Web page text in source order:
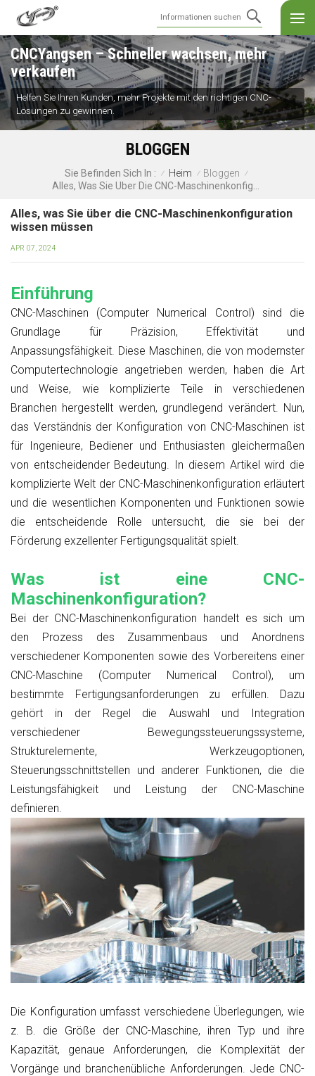
CNCYangsen – Schneller wachsen, mehr
verkaufen
Helfen Sie Ihren Kunden, mehr Projekte mit den richtigen CNC-
Lösungen zu gewinnen.
BLOGGEN
Sie Befinden Sich In : / Heim / Bloggen /
Alles, was Sie über die CNC-Maschinenkonfiguration
wissen müssen
APR 07, 2024
Einführung
CNC-Maschinen (Computer Numerical Control) sind die
Grundlage für Präzision, Effektivität und
Anpassungsfähigkeit. Diese Maschinen, die von modernster
Computertechnologie angetrieben werden, haben die Art
und Weise, wie komplizierte Teile in verschiedenen
Branchen hergestellt werden, grundlegend verändert. Nun,
das Verständnis der Konfiguration von CNC-Maschinen ist
für Ingenieure, Bediener und Enthusiasten gleichermaßen
von entscheidender Bedeutung. In diesem Artikel wird die
komplizierte Welt der CNC-Maschinenkonfiguration erläutert
und die wesentlichen Komponenten und Funktionen sowie
die entscheidende Rolle untersucht, die sie bei der
Förderung exzellenter Fertigungsqualität spielt.
Was ist eine CNC-
Maschinenkonfiguration?
Bei der CNC-Maschinenkonfiguration handelt es sich um
den Prozess des Zusammenbaus und Anordnens
verschiedener Komponenten sowie des Vorbereitens einer
CNC-Maschine (Computer Numerical Control), um
bestimmte Fertigungsanforderungen zu erfüllen. Dazu
gehört in der Regel die Auswahl und Integration
verschiedener Bewegungssteuerungssysteme,
Strukturelemente, Werkzeugoptionen,
Steuerungsschnittstellen und anderer Funktionen, die die
Leistungsfähigkeit und Leistung der CNC-Maschine
definieren.
Die Konfiguration umfasst verschiedene Überlegungen, wie
z. B. die Größe der CNC-Maschine, ihren Typ und ihre
Kapazität, genaue Anforderungen, die Komplexität der
Vorgänge und branchenübliche Anforderungen. Jede CNC-